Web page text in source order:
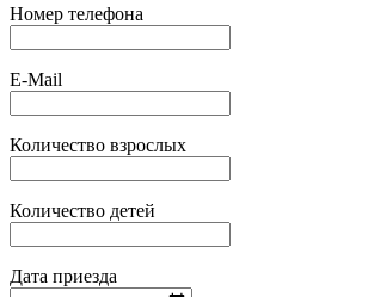
Номер телефона
E-Mail
Количество взрослых
Количество детей
Дата приезда